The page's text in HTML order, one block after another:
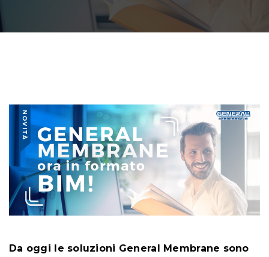
Da oggi le soluzioni General Membrane sono